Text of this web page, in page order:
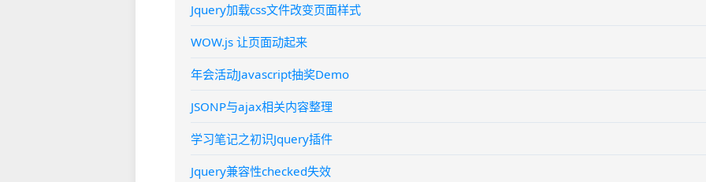
Jquery加载css文件改变页面样式
WOW.js 让页面动起来
年会活动Javascript抽奖Demo
JSONP与ajax相关内容整理
学习笔记之初识Jquery插件
Jquery兼容性checked失效